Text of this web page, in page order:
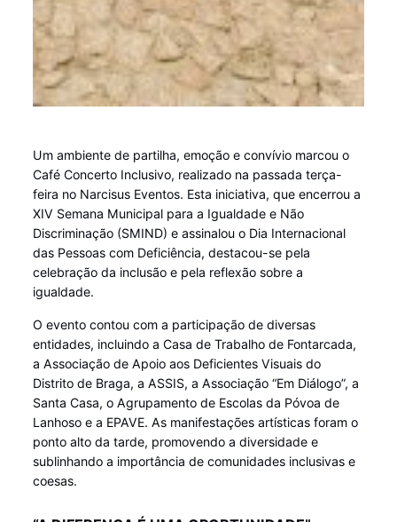
Um ambiente de partilha, emoção e convívio marcou o
Café Concerto Inclusivo, realizado na passada terça-
feira no Narcisus Eventos. Esta iniciativa, que encerrou a
XIV Semana Municipal para a Igualdade e Não
Discriminação (SMIND) e assinalou o Dia Internacional
das Pessoas com Deficiência, destacou-se pela
celebração da inclusão e pela reflexão sobre a
igualdade.
O evento contou com a participação de diversas
entidades, incluindo a Casa de Trabalho de Fontarcada,
a Associação de Apoio aos Deficientes Visuais do
Distrito de Braga, a ASSIS, a Associação “Em Diálogo”, a
Santa Casa, o Agrupamento de Escolas da Póvoa de
Lanhoso e a EPAVE. As manifestações artísticas foram o
ponto alto da tarde, promovendo a diversidade e
sublinhando a importância de comunidades inclusivas e
coesas.